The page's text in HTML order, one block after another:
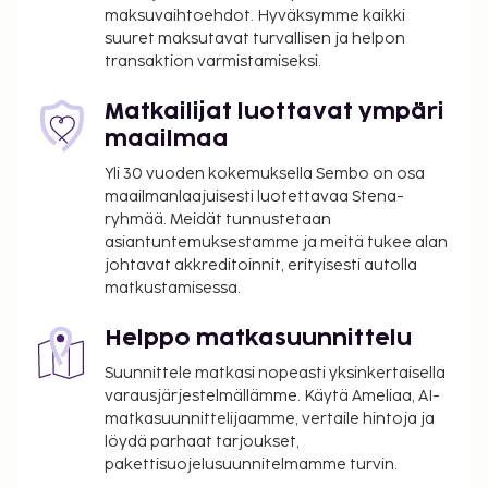
business center, limusiini- / town car -palvelu ja
ilmaiset sanomalehdet aulassa. Tämä hotelli tarjoaa
asiakkailleen 130 neliömetriä kokoustiloja, joihin
Asiakkailla on käytössään maksulliset
lentokenttäkuljetukset (saatavilla ympäri
vuorokauden) ja maksulliset
risteilyterminaalikuljetukset. Voit rentoutua
kylpylässä, jonka palveluihin sisältyvät muun
muassa hierontapalvelut, vartalohoidot ja
kasvohoidot. Paikan päällä on lisäksi kuntoklubi,
sisäuima-allas sekä sauna. Tämän art deco -tyylisen
hotellin palveluihin kuuluu myös ilmainen langaton
internetyhteys, concierge-palvelut ja
lahjatavaraliikkeitä/lehtikioskeja. Voit viettää
helposti hauskan päivän hyödyntämällä
teemapuistokuljetukset (lisämaksusta). Tämä hotelli
tarjoaa asiakkailleen ravintolan, kahvila ja
maksuvaihtoehdot. Hyväksymme kaikki
suuret maksutavat turvallisen ja helpon
transaktion varmistamiseksi.
Matkailijat luottavat ympäri
maailmaa
Yli 30 vuoden kokemuksella Sembo on osa
maailmanlaajuisesti luotettavaa Stena-
ryhmää. Meidät tunnustetaan
asiantuntemuksestamme ja meitä tukee alan
johtavat akkreditoinnit, erityisesti autolla
matkustamisessa.
Helppo matkasuunnittelu
Suunnittele matkasi nopeasti yksinkertaisella
varausjärjestelmällämme. Käytä Ameliaa, AI-
matkasuunnittelijaamme, vertaile hintoja ja
löydä parhaat tarjoukset,
pakettisuojelusuunnitelmamme turvin.